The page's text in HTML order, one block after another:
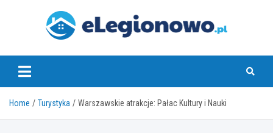
eLegionowo.pl
Home Turystyka Warszawskie atrakcje: Pałac Kultury i Nauki